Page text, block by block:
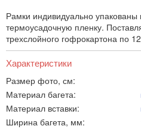
Рамки индивидуально упакованы
термоусадочную пленку.
трехслойного гофрокартона по
Характеристики
Размер фото, см:
Материал багета:
Материал вставки:
Ширина багета, мм: